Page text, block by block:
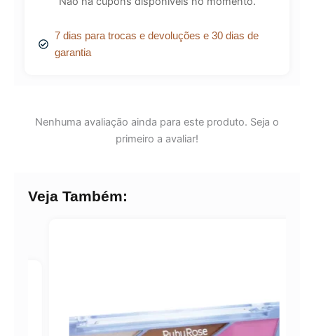
7 dias para trocas e devoluções e 30 dias de
garantia
Nenhuma avaliação ainda para este produto. Seja o
primeiro a avaliar!
Veja Também: